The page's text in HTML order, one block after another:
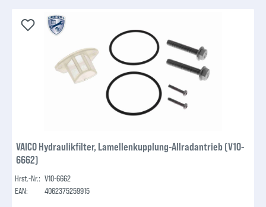
VAICO Hydraulikfilter, Lamellenkupplung-Allradantrieb (V10-
6662)
Hrst.-Nr.: V10-6662
EAN:
4062375259915